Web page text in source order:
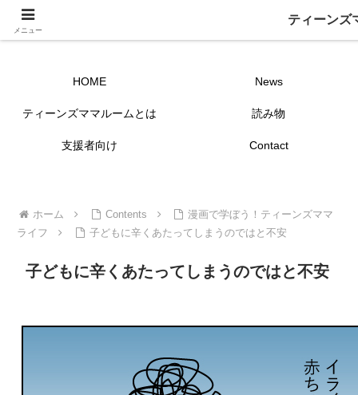
ティーンズママ ルームー ～つながーる～
HOME News
ティーンズママルームとは 読み物
支援者向け Contact
ホーム Contents
漫画で学ぼう！ティーンズママ
ライフ
子どもに辛くあたってしまうのではと不安
子どもに辛くあたってしまうのではと不安
メニュー
ティーンズ